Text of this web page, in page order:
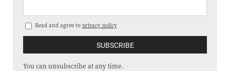
Read and agree to privacy policy
You can unsubscribe at any time.